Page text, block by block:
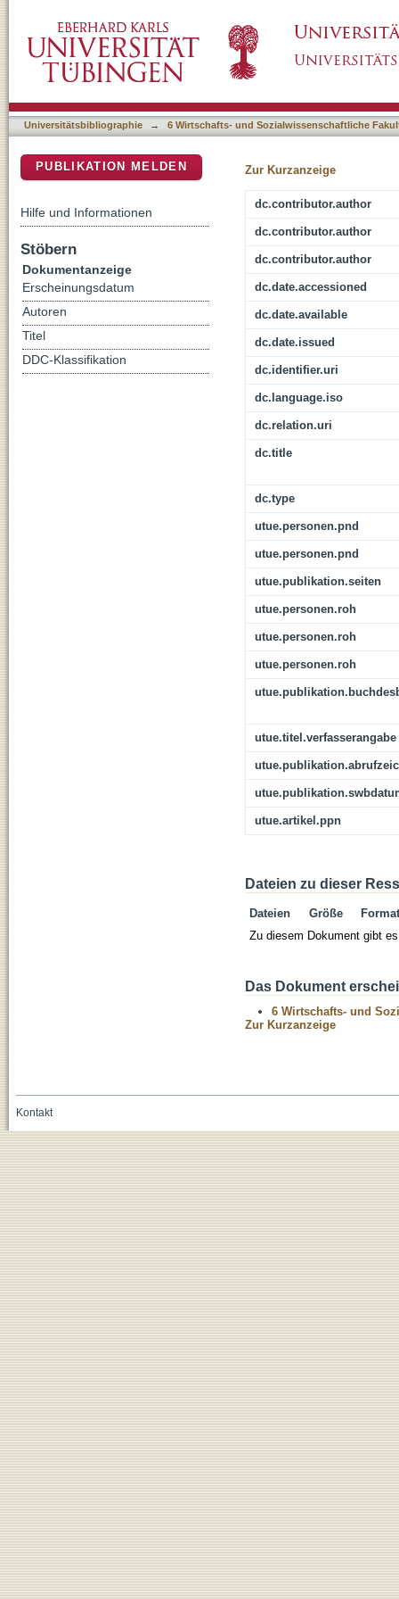
Universitätsbibliographie → 6 Wirtschafts- und Sozialwissenschaftliche
Zur Kurzanzeige
dc.contributor.author
dc.contributor.author
dc.contributor.author
dc.date.accessioned
dc.date.available
dc.date.issued
dc.identifier.uri
dc.language.iso
dc.relation.uri
dc.title
dc.type
utue.personen.pnd
utue.personen.pnd
utue.publikation.seiten
utue.personen.roh
utue.personen.roh
utue.personen.roh
utue.titel.verfasserangabe
utue.artikel.ppn
Dateien zu dieser
Dateien Größe
Format
Zu diesem Dokument gibt
Das Dokument
6 Wirtschafts- und
Zur Kurzanzeige
PUBLIKATION MELDEN
Hilfe und Informationen
Stöbern
Dokumentanzeige
Erscheinungsdatum
Autoren
Titel
DDC-Klassifikation
Kontakt